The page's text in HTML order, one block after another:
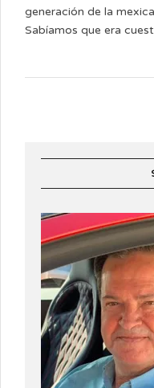
generación de la
Sabíamos que era